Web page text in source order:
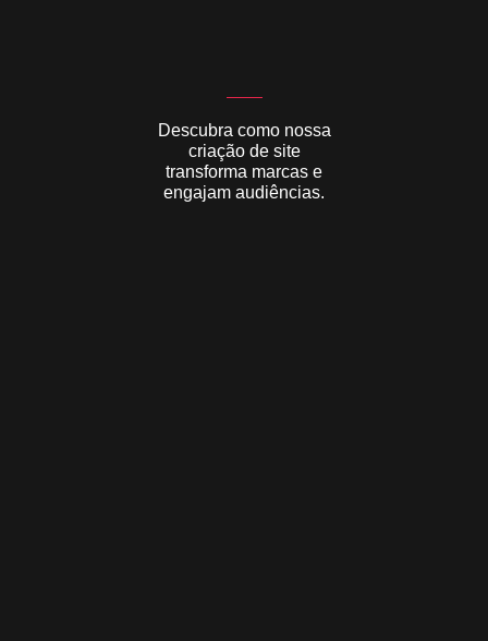
Descubra como nossa
criação de site
transforma marcas e
engajam audiências.